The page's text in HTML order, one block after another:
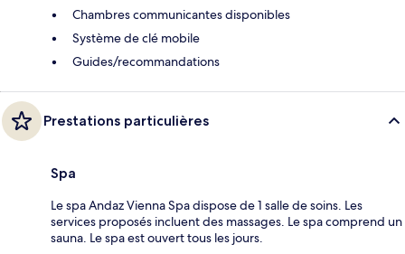
Chambres communicantes disponibles
Système de clé mobile
Guides/recommandations
Prestations particulières
Spa
Le spa Andaz Vienna Spa dispose de 1 salle de soins. Les
services proposés incluent des massages. Le spa comprend un
sauna. Le spa est ouvert tous les jours.